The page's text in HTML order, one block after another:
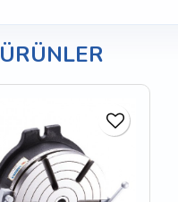
ÜRÜNLER